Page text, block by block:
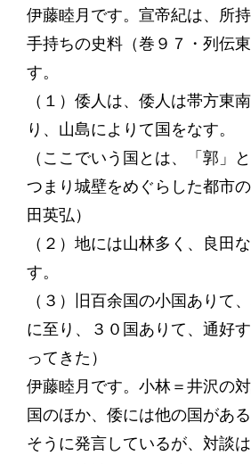
伊藤睦月です。宣帝紀は、所持
手持ちの史料（巻９７・列伝
す。
（１）倭人は、倭人は帯方東
り、山島によりて国をなす。
（ここでいう国とは、「郭」
つまり城壁をめぐらした都市
田英弘）
（２）地には山林多く、良田
す。
（３）旧百余国の小国ありて
に至り、３０国ありて、通好
ってきた）
伊藤睦月です。小林＝井沢の
国のほか、倭には他の国があ
そうに発言しているが、対談